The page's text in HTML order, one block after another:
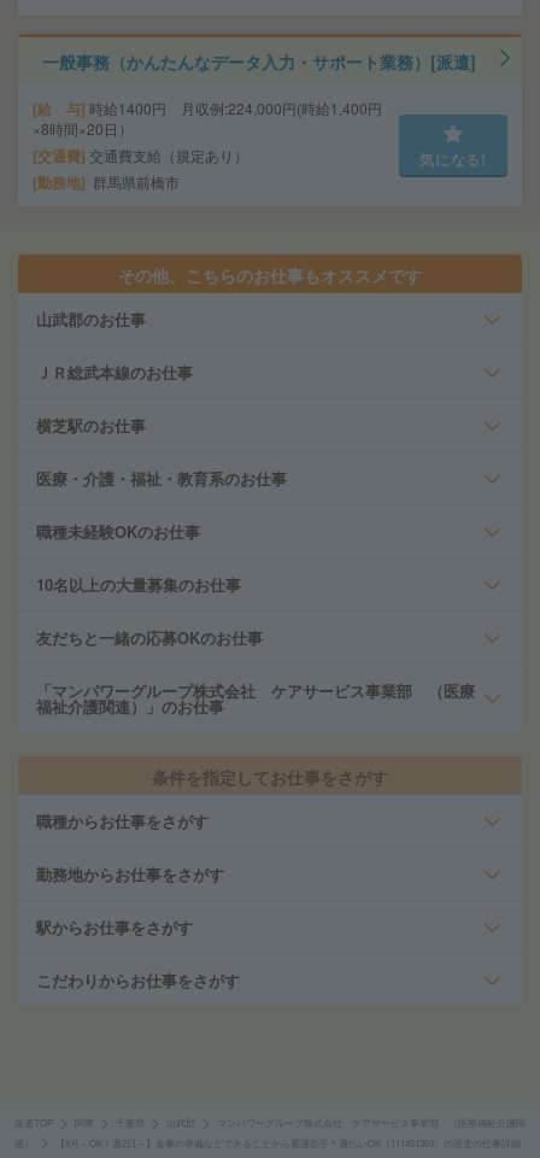
一般事務（かんたんなデータ入力・サポート業務）[派遣]
給 与 時給1400円 月収例:224,000円(時給1,400円
×8時間×20日）
交通費 交通費支給（規定あり）
勤務地 群馬県前橋市
気になる!
その他、こちらのお仕事もオススメです
山武郡のお仕事
ＪＲ総武本線のお仕事
横芝駅のお仕事
医療・介護・福祉・教育系のお仕事
職種未経験OKのお仕事
10名以上の大量募集のお仕事
友だちと一緒の応募OKのお仕事
「マンパワーグループ株式会社 ケアサービス事業部 （医療
福祉介護関連）」のお仕事
条件を指定してお仕事をさがす
職種からお仕事をさがす
勤務地からお仕事をさがす
駅からお仕事をさがす
こだわりからお仕事をさがす
派遣TOP 千葉県 山武郡
マンパワーグループ株式会社 ケアサービス事業部 （医療福祉介護関
連）
【8月～OK！週2日～】食事の準備などできることから看護助手＊週払いOK（111451363）の派遣の仕事詳細